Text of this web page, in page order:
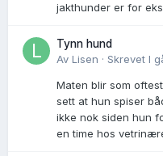
jakthunder er for
Tynn hund
Av Lisen · Skrevet I
Maten blir som
sett at hun spiser
ikke nok siden hun
en time hos